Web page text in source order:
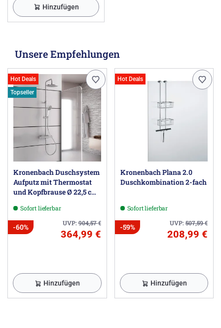
Hinzufügen
Unsere Empfehlungen
Hot Deals
Topseller
Kronenbach Duschsystem
Aufputz mit Thermostat
und Kopfbrause Ø 22,5 cm,
Sofort lieferbar
UVP:904,57€
-60%
364,99 €
Hinzufügen
Hot Deals
Kronenbach Plana 2.0
Duschkombination 2-fach
Sofort lieferbar
UVP:507,59€
-59%
208,99 €
Hinzufügen